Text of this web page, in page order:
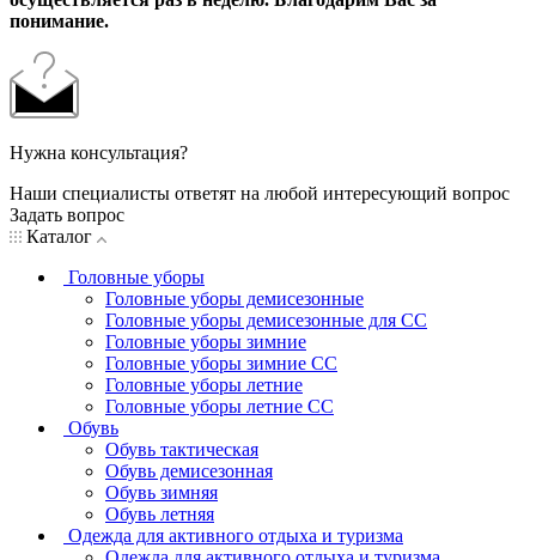
понимание.
Нужна консультация?
Наши специалисты ответят на любой интересующий вопрос
Задать вопрос
Каталог
Головные уборы
Головные уборы демисезонные
Головные уборы демисезонные для СС
Головные уборы зимние
Головные уборы зимние СС
Головные уборы летние
Головные уборы летние СС
Обувь
Обувь тактическая
Обувь демисезонная
Обувь зимняя
Обувь летняя
Одежда для активного отдыха и туризма